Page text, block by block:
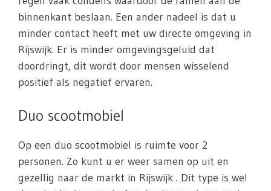
binnenkant beslaan. Een ander nadeel is dat u
minder contact heeft met uw directe omgeving in
Rijswijk. Er is minder omgevingsgeluid dat
doordringt, dit wordt door mensen wisselend
positief als negatief ervaren.
Duo scootmobiel
Op een duo scootmobiel is ruimte voor 2
personen. Zo kunt u er weer samen op uit en
gezellig naar de markt in Rijswijk . Dit type is wel